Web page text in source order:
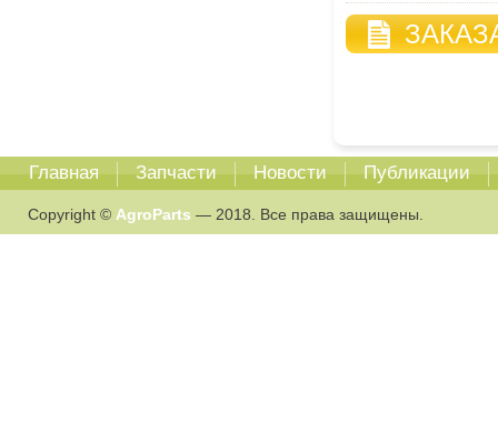
Главная Запчасти Новости Публикации
Copyright © AgroParts — 2018. Все права защищены.